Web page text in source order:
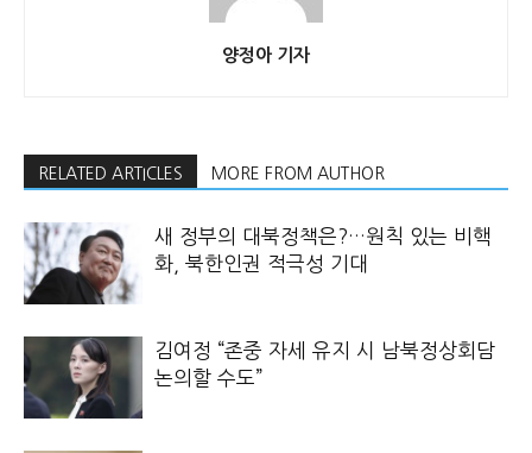
양정아 기자
RELATED ARTICLES MORE FROM AUTHOR
새 정부의 대북정책은?…원칙 있는 비핵
화, 북한인권 적극성 기대
김여정 “존중 자세 유지 시 남북정상회담
논의할 수도”